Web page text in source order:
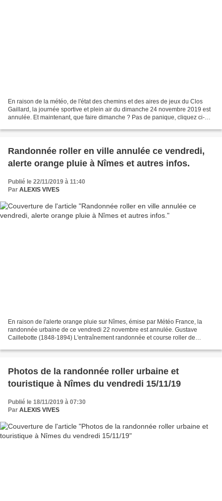
En raison de la météo, de l'état des chemins et des aires de jeux du Clos
Gaillard, la journée sportive et plein air du dimanche 24 novembre 2019 est
annulée. Et maintenant, que faire dimanche ? Pas de panique, cliquez ci-
Randonnée roller en ville annulée ce vendredi,
alerte orange pluie à Nîmes et autres infos.
Publié le 22/11/2019 à 11:40
Par ALEXIS VIVES
En raison de l'alerte orange pluie sur Nîmes, émise par Météo France, la
randonnée urbaine de ce vendredi 22 novembre est annulée. Gustave
Caillebotte (1848-1894) L'entraînement randonnée et course roller de
Photos de la randonnée roller urbaine et
touristique à Nîmes du vendredi 15/11/19
Publié le 18/11/2019 à 07:30
Par ALEXIS VIVES